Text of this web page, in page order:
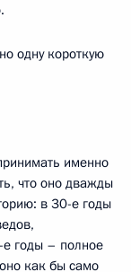
одну короткую
именно
что оно дважды
в 30-е годы
е годы – полное
как бы само